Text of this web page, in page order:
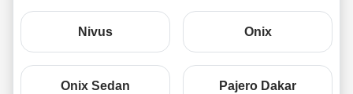
Nivus Onix
Onix Sedan Pajero Dakar